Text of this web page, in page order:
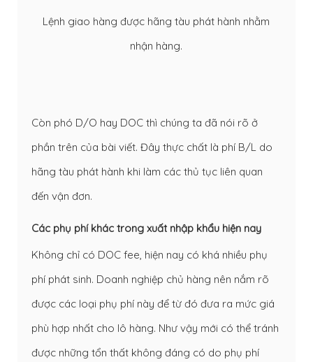
Lệnh giao hàng được hãng tàu phát hành nhằm
nhận hàng.
Còn phó D/O hay DOC thì chúng ta đã nói rõ ở
phần trên của bài viết. Đây thực chất là phí B/L do
hãng tàu phát hành khi làm các thủ tục liên quan
đến vận đơn.
Các phụ phí khác trong xuất nhập khẩu hiện nay
Không chỉ có DOC fee, hiện nay có khá nhiều phụ
phí phát sinh. Doanh nghiệp chủ hàng nên nắm rõ
được các loại phụ phí này để từ đó đưa ra mức giá
phù hợp nhất cho lô hàng. Như vậy mới có thể tránh
được những tổn thất không đáng có do phụ phí